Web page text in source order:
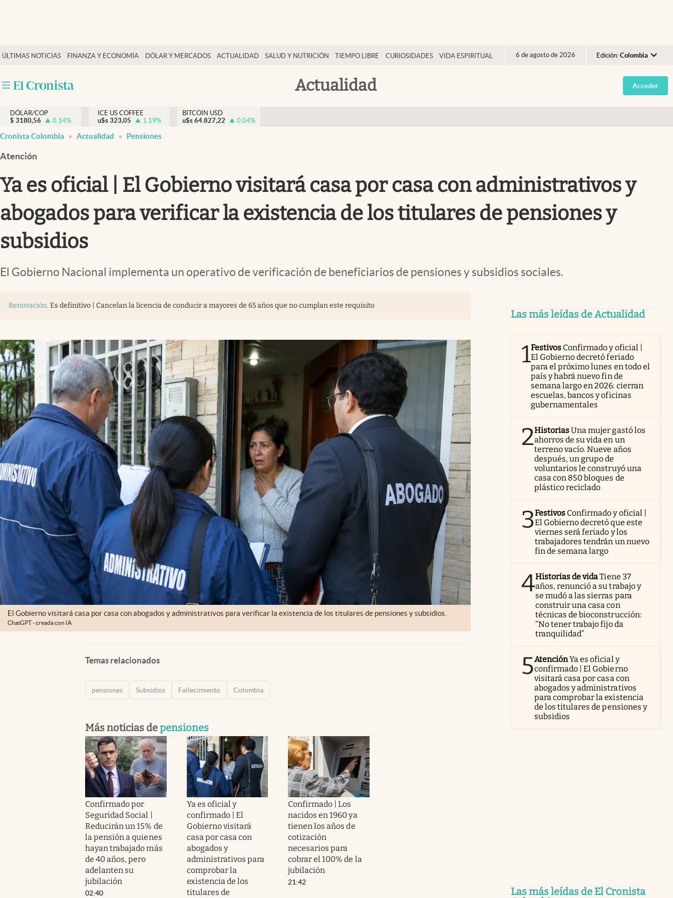
ÚLTIMAS NOTICIAS FINANZA Y ECONOMÍA DÓLAR Y MERCADOS ACTUALIDAD SALUD Y NUTRICIÓN TIEMPO LIBRE CURIOSIDADES VIDA ESPIRITUAL 6 de agosto de 2026 Edición: Colombia
Argentina
España
Actualidad
Salud y nutrición
Tiempo libre
Dólar y mercados
Curiosidades
Acceder
DÓLAR/COP
$ 3180,56 0.14%
ICE US COFFEE
u$s 323,05 1.19%
BITCOIN USD
u$s 64.827,22 0.04%
Cronista Colombia Actualidad Pensiones
Atención
Ya es oficial | El Gobierno visitará casa por casa con administrativos y
abogados para verificar la existencia de los titulares de pensiones y
subsidios
El Gobierno Nacional implementa un operativo de verificación de beneficiarios de pensiones y subsidios sociales.
Renovación. Es definitivo | Cancelan la licencia de conducir a mayores de 65 años que no cumplan este requisito
El Gobierno visitará casa por casa con abogados y administrativos para verificar la existencia de los titulares de pensiones y subsidios.
ChatGPT - creada con IA
Temas relacionados
pensiones Subsidios Fallecimiento Colombia
Más noticias depensiones
Confirmado por
Seguridad Social |
Reducirán un 15% de
la pensión a quienes
hayan trabajado más
de 40 años, pero
adelanten su
jubilación
02:40
Ya es oficial y
confirmado | El
Gobierno visitará
casa por casa con
abogados y
administrativos para
comprobar la
existencia de los
titulares de
Confirmado | Los
nacidos en 1960 ya
tienen los años de
cotización
necesarios para
cobrar el 100% de la
jubilación
21:42
Las más leídas de Actualidad
1Festivos Confirmado y oficial |
El Gobierno decretó feriado
para el próximo lunes en todo el
país y habrá nuevo fin de
semana largo en 2026: cierran
escuelas, bancos y oficinas
gubernamentales
2HistoriasUna mujer gastó los
ahorros de su vida en un
terreno vacío. Nueve años
después, un grupo de
voluntarios le construyó una
casa con 850 bloques de
plástico reciclado
3Festivos Confirmado y oficial |
El Gobierno decretó que este
viernes será feriado y los
trabajadores tendrán un nuevo
fin de semana largo
4Historias de vidaTiene 37
años, renunció a su trabajo y
se mudó a las sierras para
construir una casa con
técnicas de bioconstrucción:
“No tener trabajo fijo da
tranquilidad”
5AtenciónYa es oficial y
confirmado | El Gobierno
visitará casa por casa con
abogados y administrativos
para comprobar la existencia
de los titulares de pensiones y
subsidios
Las más leídas de El Cronista